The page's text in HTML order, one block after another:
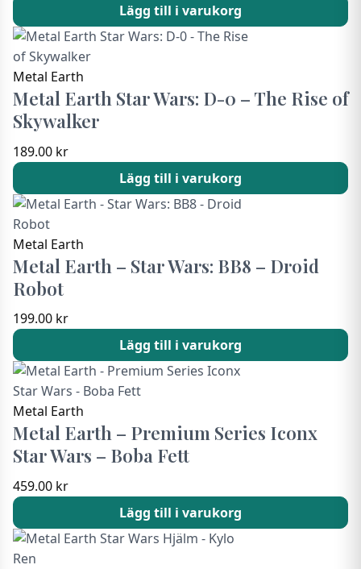
Lägg till i varukorg
Metal Earth
Metal Earth Star Wars: D-0 – The Rise of
Skywalker
189.00 kr
Lägg till i varukorg
Metal Earth
Metal Earth – Star Wars: BB8 – Droid
Robot
199.00 kr
Lägg till i varukorg
Metal Earth
Metal Earth – Premium Series Iconx
Star Wars – Boba Fett
459.00 kr
Lägg till i varukorg